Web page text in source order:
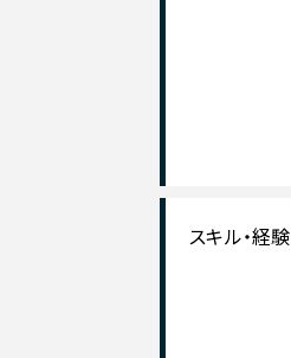
スキル・経験